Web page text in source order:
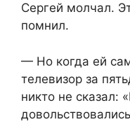
Сергей молчал.
помнил.
— Но когда ей
телевизор за
никто не сказал: